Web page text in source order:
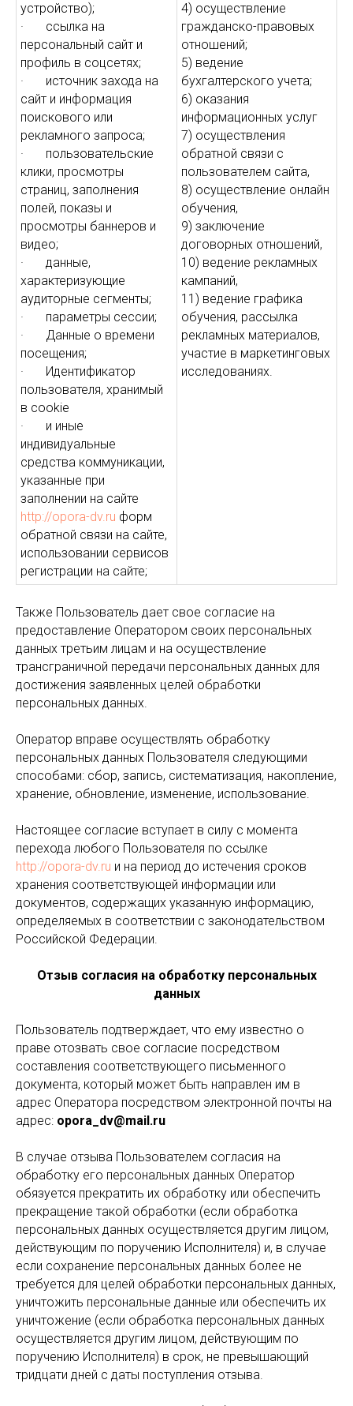
устройство);
· ссылка на
персональный сайт и
профиль в соцсетях;
· источник захода на
сайт и информация
поискового или
рекламного запроса;
· пользовательские
клики, просмотры
страниц, заполнения
полей, показы и
просмотры баннеров и
видео;
· данные,
характеризующие
аудиторные сегменты;
· параметры сессии;
· Данные о времени
посещения;
· Идентификатор
пользователя, хранимый
в cookie
· и иные
индивидуальные
средства коммуникации,
указанные при
заполнении на сайте
http://opora-dv.ru форм
обратной связи на сайте,
использовании сервисов
регистрации на сайте;
4) осуществление
гражданско-правовых
отношений;
5) ведение
бухгалтерского учета;
6) оказания
информационных услуг
7) осуществления
обратной связи с
пользователем сайта,
8) осуществление онлайн
обучения,
9) заключение
договорных отношений,
10) ведение рекламных
кампаний,
11) ведение графика
обучения, рассылка
рекламных материалов,
участие в маркетинговых
исследованиях.
Также Пользователь дает свое согласие на
предоставление Оператором своих персональных
данных третьим лицам и на осуществление
трансграничной передачи персональных данных для
достижения заявленных целей обработки
персональных данных.
Оператор вправе осуществлять обработку
персональных данных Пользователя следующими
способами: сбор, запись, систематизация, накопление,
хранение, обновление, изменение, использование.
Настоящее согласие вступает в силу с момента
перехода любого Пользователя по ссылке
http://opora-dv.ru и на период до истечения сроков
хранения соответствующей информации или
документов, содержащих указанную информацию,
определяемых в соответствии с законодательством
Российской Федерации.
Отзыв согласия на обработку персональных
данных
Пользователь подтверждает, что ему известно о
праве отозвать свое согласие посредством
составления соответствующего письменного
документа, который может быть направлен им в
адрес Оператора посредством электронной почты на
адрес: opora_dv@mail.ru
В случае отзыва Пользователем согласия на
обработку его персональных данных Оператор
обязуется прекратить их обработку или обеспечить
прекращение такой обработки (если обработка
персональных данных осуществляется другим лицом,
действующим по поручению Исполнителя) и, в случае
если сохранение персональных данных более не
требуется для целей обработки персональных данных,
уничтожить персональные данные или обеспечить их
уничтожение (если обработка персональных данных
осуществляется другим лицом, действующим по
поручению Исполнителя) в срок, не превышающий
тридцати дней с даты поступления отзыва.